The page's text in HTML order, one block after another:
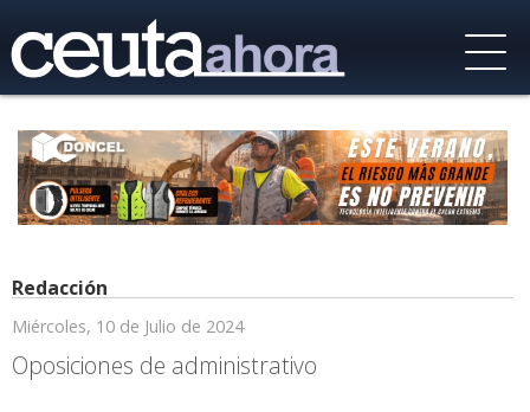
Redacción
Miércoles, 10 de Julio de 2024
Oposiciones de administrativo